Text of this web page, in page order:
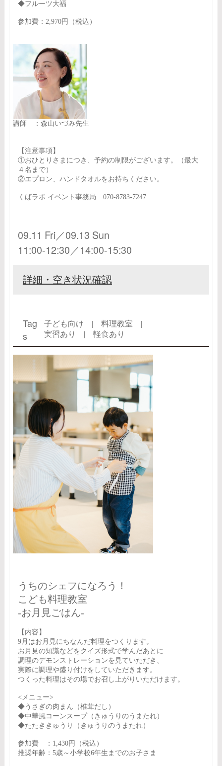
◆フルーツ大福
参加費：2,970円（税込）
講師 ：森山いづみ先生
【注意事項】
①おひとりさまにつき、予約の制限がございます。（最大
４名まで）
②エプロン、ハンドタオルをお持ちください。
くばラボ イベント事務局 070-8783-7247
09.11 Fri／09.13 Sun
11:00-12:30／14:00-15:30
詳細・空き状況確認
Tag
s
子ども向け |料理教室 |
実習あり |軽食あり
うちのシェフになろう！
こども料理教室
-お月見ごはん-
【内容】
9月はお月見にちなんだ料理をつくります。
お月見の知識などをクイズ形式で学んだあとに
調理のデモンストレーションを見ていただき、
実際に調理や盛り付けをしていただきます。
つくった料理はその場でお召し上がりいただけます。
<メニュー>
◆うさぎの肉まん（椎茸だし）
◆中華風コーンスープ（きゅうりのうまたれ）
◆たたききゅうり（きゅうりのうまたれ）
参加費 ：1,430円（税込）
推奨年齢：5歳～小学校6年生までのお子さま